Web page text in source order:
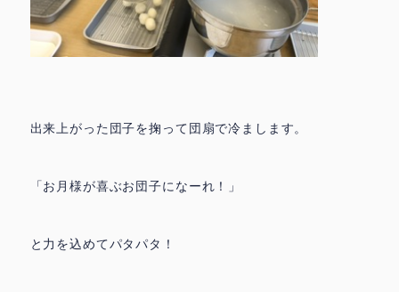
出来上がった団子を掬って団扇で冷まします。
「お月様が喜ぶお団子になーれ！」
と力を込めてパタパタ！